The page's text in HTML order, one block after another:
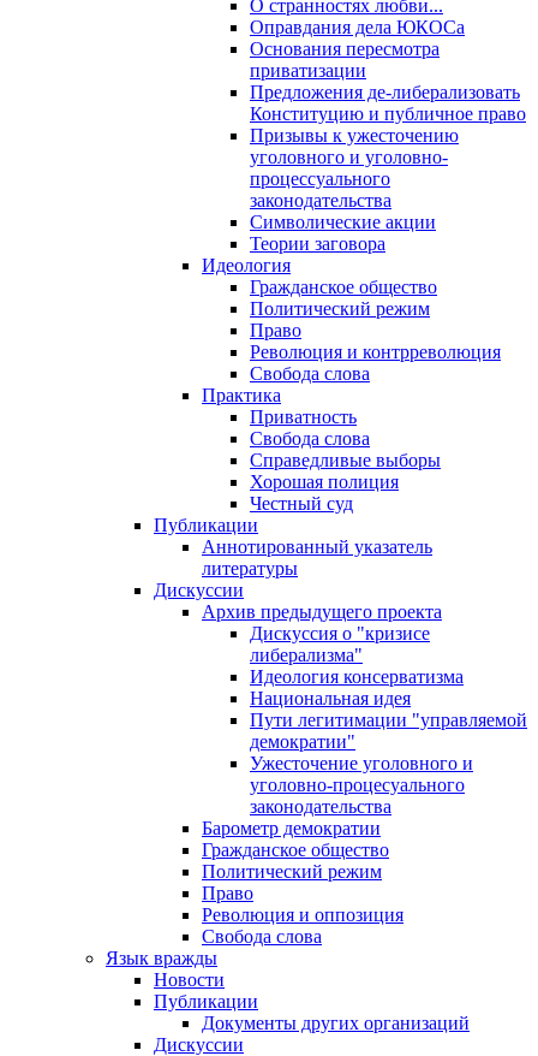
О странностях любви...
Оправдания дела ЮКОСа
Основания пересмотра
приватизации
Предложения де-либерализовать
Конституцию и публичное право
Призывы к ужесточению
уголовного и уголовно-
процессуального
законодательства
Символические акции
Теории заговора
Идеология
Гражданское общество
Политический режим
Право
Революция и контрреволюция
Свобода слова
Практика
Приватность
Свобода слова
Справедливые выборы
Хорошая полиция
Честный суд
Публикации
Аннотированный указатель
литературы
Дискуссии
Архив предыдущего проекта
Дискуссия о "кризисе
либерализма"
Идеология консерватизма
Национальная идея
Пути легитимации "управляемой
демократии"
Ужесточение уголовного и
уголовно-процесуального
законодательства
Барометр демократии
Гражданское общество
Политический режим
Право
Революция и оппозиция
Свобода слова
Язык вражды
Новости
Публикации
Документы других организаций
Дискуссии